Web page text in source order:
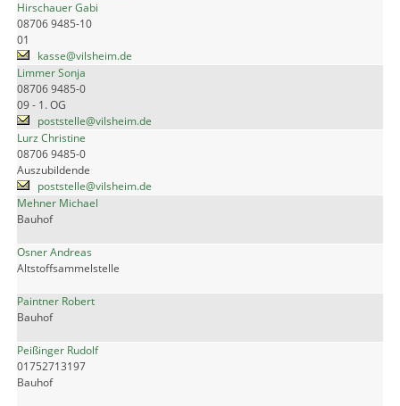
Hirschauer Gabi
08706 9485-10
01
kasse@vilsheim.de
Limmer Sonja
08706 9485-0
09 - 1. OG
poststelle@vilsheim.de
Lurz Christine
08706 9485-0
Auszubildende
poststelle@vilsheim.de
Mehner Michael
Bauhof
Osner Andreas
Altstoffsammelstelle
Paintner Robert
Bauhof
Peißinger Rudolf
01752713197
Bauhof